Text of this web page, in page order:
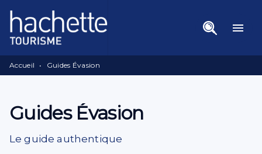
Menu Recherche
Pied De Page
menu
Accueil • Guides Évasion
Guides Évasion
Le guide authentique